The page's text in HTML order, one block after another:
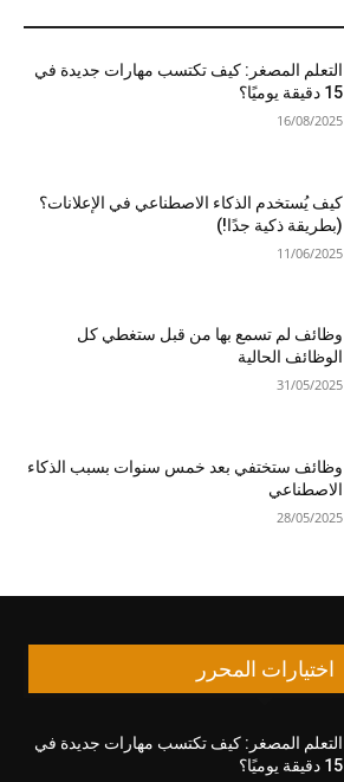
التعلم المصغر: كيف تكتسب مهارات جديدة في
15 دقيقة يوميًا؟
16/08/2025
كيف يُستخدم الذكاء الاصطناعي في الإعلانات؟
(بطريقة ذكية جدًا!)
11/06/2025
وظائف لم تسمع بها من قبل ستغطي كل
الوظائف الحالية
31/05/2025
وظائف ستختفي بعد خمس سنوات بسبب الذكاء
الاصطناعي
28/05/2025
اختيارات المحرر
التعلم المصغر: كيف تكتسب مهارات جديدة في
15 دقيقة يوميًا؟